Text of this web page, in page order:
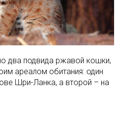
два подвида ржавой кошки,
ареалом обитания: один
Шри-Ланка, а второй – на